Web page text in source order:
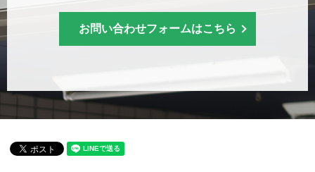
お問い合わせフォームはこちら